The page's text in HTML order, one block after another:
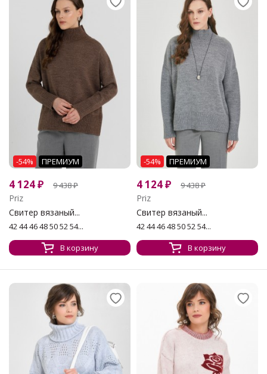
-54% ПРЕМИУМ
4 124₽ 9 438₽
Priz
Свитер вязаный...
42 44 46 48 50 52 54...
В корзину
-54% ПРЕМИУМ
4 124₽ 9 438₽
Priz
Свитер вязаный...
42 44 46 48 50 52 54...
В корзину